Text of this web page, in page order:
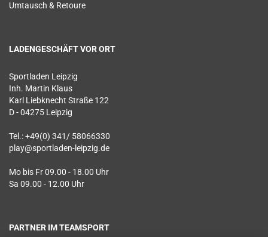
Umtausch & Retoure
LADENGESCHÄFT VOR ORT
Sportladen Leipzig
Inh. Martin Klaus
Karl Liebknecht Straße 122
D - 04275 Leipzig
Tel.: +49(0) 341/ 58066330
play@sportladen-leipzig.de
Mo bis Fr 09.00 - 18.00 Uhr
Sa 09.00 - 12.00 Uhr
PARTNER IM TEAMSPORT